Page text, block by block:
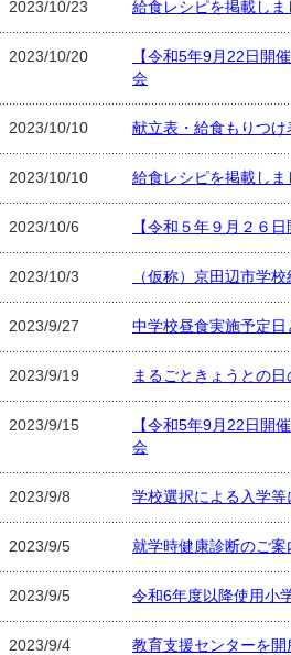
2023/10/23 給食レシピを掲載しま
2023/10/20
【令和5年9月22日開
会
2023/10/10 献立表・給食もりつ
2023/10/10 給食レシピを掲載しま
2023/10/6 【令和５年９月２６
2023/10/3 （仮称）京田辺市学
2023/9/27 中学校昼食実施予定日
2023/9/19 まるごときょうとの
2023/9/15
【令和5年9月22日開
会
2023/9/8 学校選択による入学
2023/9/5 就学時健康診断のご
2023/9/5 令和6年度以降使用小
2023/9/4 教育支援センターを開